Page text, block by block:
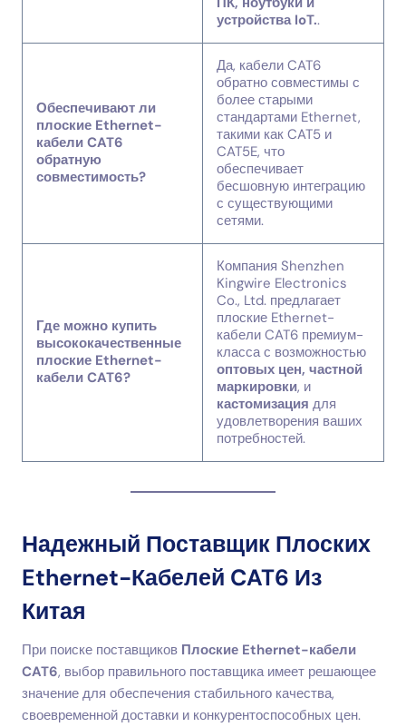
устройства IoT..
Обеспечивают ли
плоские Ethernet-
кабели CAT6
обратную
совместимость?
Да, кабели CAT6
обратно совместимы с
более старыми
стандартами Ethernet,
такими как CAT5 и
CAT5E, что
обеспечивает
бесшовную интеграцию
с существующими
сетями.
Где можно купить
высококачественные
плоские Ethernet-
кабели CAT6?
Компания Shenzhen
Kingwire Electronics
Co., Ltd. предлагает
плоские Ethernet-
кабели CAT6 премиум-
класса с возможностью
оптовых цен, частной
маркировки, и
кастомизация для
удовлетворения ваших
потребностей.
Надежный Поставщик Плоских
Ethernet-Кабелей CAT6 Из
Китая
При поиске поставщиков Плоские Ethernet-кабели
CAT6, выбор правильного поставщика имеет решающее
значение для обеспечения стабильного качества,
своевременной доставки и конкурентоспособных цен.